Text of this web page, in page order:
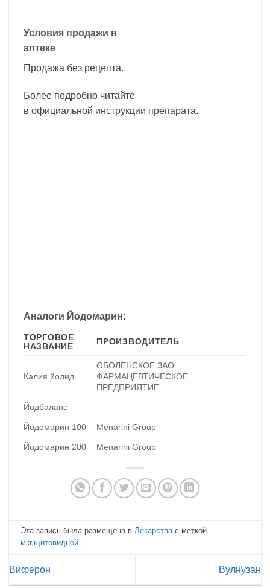
Условия продажи в
аптеке
Продажа без рецепта.
Более подробно читайте
в официальной инструкции препарата.
Аналоги Йодомарин:
ТОРГОВОЕ
НАЗВАНИЕ
ПРОИЗВОДИТЕЛЬ
Калия йодид
ОБОЛЕНСКОЕ ЗАО
ФАРМАЦЕВТИЧЕСКОЕ
ПРЕДПРИЯТИЕ
Йодбаланс
Йодомарин 100 Menarini Group
Йодомарин 200 Menarini Group
Эта запись была размещена вЛекарствас меткой
мкг,щитовидной.
Виферон Вулнузан